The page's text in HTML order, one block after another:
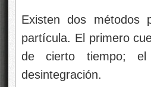
Existen dos métodos
partícula. El primero
de cierto tiempo;
desintegración.